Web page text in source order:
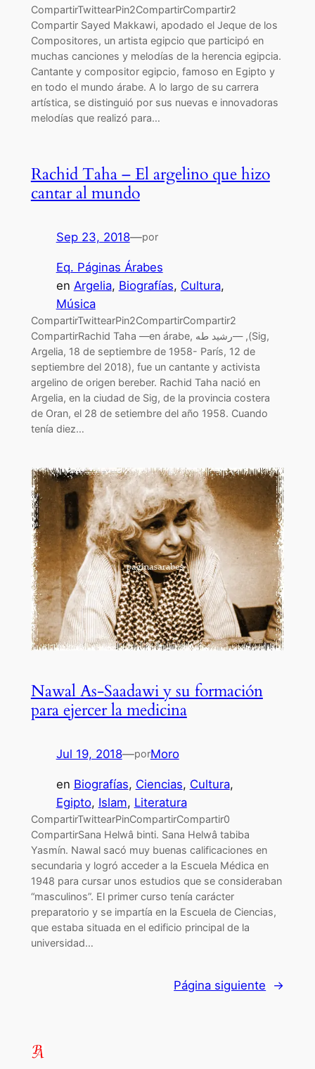
CompartirTwittearPin2CompartirCompartir2
Compartir Sayed Makkawi, apodado el Jeque de los
Compositores, un artista egipcio que participó en
muchas canciones y melodías de la herencia egipcia.
Cantante y compositor egipcio, famoso en Egipto y
en todo el mundo árabe. A lo largo de su carrera
artística, se distinguió por sus nuevas e innovadoras
melodías que realizó para…
Rachid Taha – El argelino que hizo
cantar al mundo
Sep 23, 2018—por
Eq. Páginas Árabes
en Argelia, Biografías, Cultura
Música
CompartirTwittearPin2CompartirCompartir2
CompartirRachid Taha —en árabe, رشيد طه— ,(Sig,
Argelia, 18 de septiembre de 1958- París, 12 de
septiembre del 2018), fue un cantante y activista
argelino de origen bereber. Rachid Taha nació en
Argelia, en la ciudad de Sig, de la provincia costera
de Oran, el 28 de setiembre del año 1958. Cuando
tenía diez…
Nawal As-Saadawi y su formación
para ejercer la medicina
Jul 19, 2018—porMoro
en Biografías, Ciencias, Cultura
Egipto, Islam, Literatura
CompartirTwittearPinCompartirCompartir0
CompartirSana Helwâ binti. Sana Helwâ tabiba
Yasmín. Nawal sacó muy buenas calificaciones en
secundaria y logró acceder a la Escuela Médica en
1948 para cursar unos estudios que se consideraban
“masculinos”. El primer curso tenía carácter
preparatorio y se impartía en la Escuela de Ciencias,
que estaba situada en el edificio principal de la
universidad…
Página siguiente →